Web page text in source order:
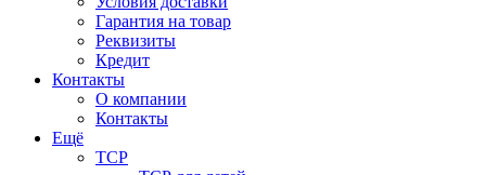
Гарантия на товар
Реквизиты
Кредит
Контакты
О компании
Контакты
Ещё
ТСР